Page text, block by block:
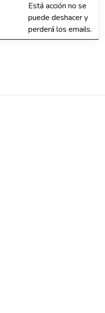
Está acción no se
puede deshacer y
perderá los emails.